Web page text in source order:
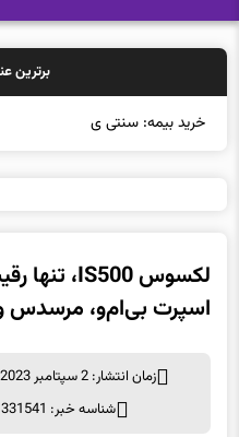
برترین
خرید بیمه: سنتی یا آنلاین؟ کدامیک
اسپرت بی‌ام‌و، مرسدس
زمان انتشار: 2 سپتامبر 2023 ساعت 2:24
شناسه خبر: 331541